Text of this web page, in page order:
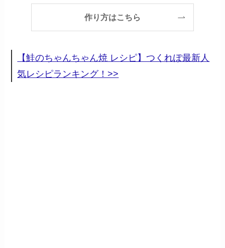
作り方はこちら
【鮭のちゃんちゃん焼 レシピ】つくれぽ最新人
気レシピランキング！>>